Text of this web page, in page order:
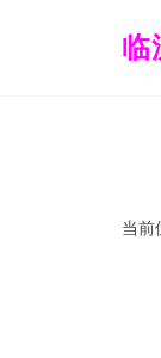
临
当前